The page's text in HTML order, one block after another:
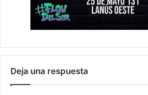
Deja una respuesta